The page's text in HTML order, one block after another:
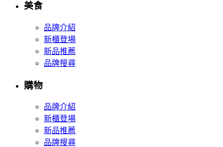
美食
品牌介紹
新櫃登場
新品推薦
品牌搜尋
購物
品牌介紹
新櫃登場
新品推薦
品牌搜尋